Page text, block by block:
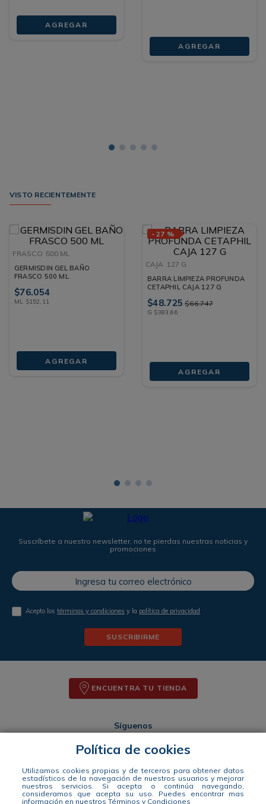
Política de cookies
Utilizamos cookies propias y de terceros para obtener datos
estadísticos de la navegación de nuestros usuarios y mejorar
nuestros servicios. Si acepta o continúa navegando,
consideramos que acepta su uso. Puedes encontrar mas
información en nuestros Términos y Condiciones
AGREGAR
AGREGAR
VISTO RECIENTEMENTE
FRASCO 500 ML
GERMISDIN GEL BAÑO
FRASCO 500 ML
$76.054
ML $152, 11
AGREGAR
- 27 %
CAJA 127 G
BARRA LIMPIEZA PROFUNDA
CETAPHIL CAJA 127 G
$48.725 $66.747
G $383,66
AGREGAR
Suscríbete a nuestro newsletter, no te pierdas nuestras noticias y
promociones
Acepto lostérminos y condiciones y la política de privacidad
SUSCRIBIRME
ENCUENTRA TU TIENDA
Síguenos
Medios de pago